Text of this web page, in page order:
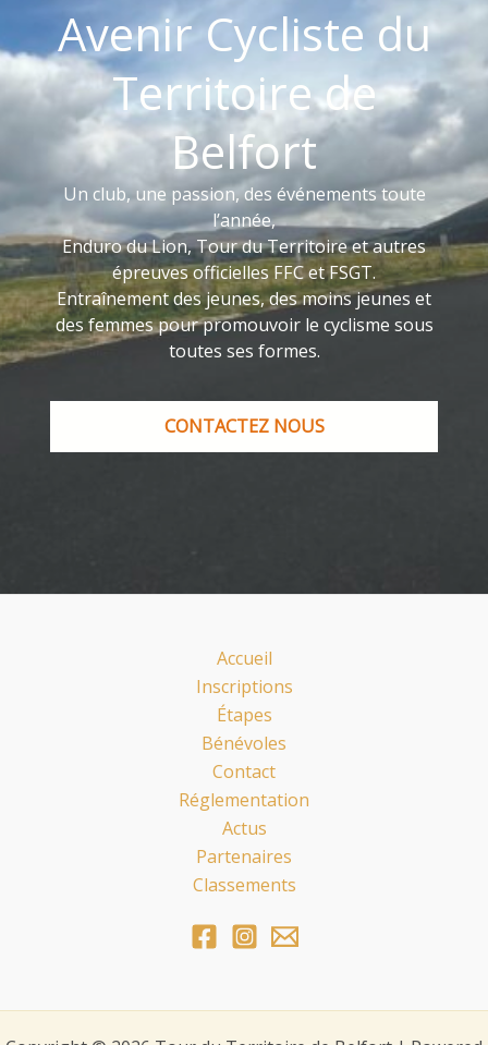
Avenir Cycliste du
Territoire de
Belfort
Un club, une passion, des événements toute
l’année,
Enduro du Lion, Tour du Territoire et autres
épreuves officielles FFC et FSGT.
Entraînement des jeunes, des moins jeunes et
des femmes pour promouvoir le cyclisme sous
toutes ses formes.
CONTACTEZ NOUS
Accueil
Inscriptions
Étapes
Bénévoles
Contact
Réglementation
Actus
Partenaires
Classements